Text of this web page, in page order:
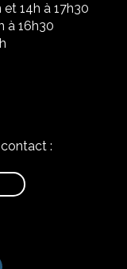
et 14h à 17h30
à 16h30
:
Facebook
le compte Twitter
Lien vers le compte